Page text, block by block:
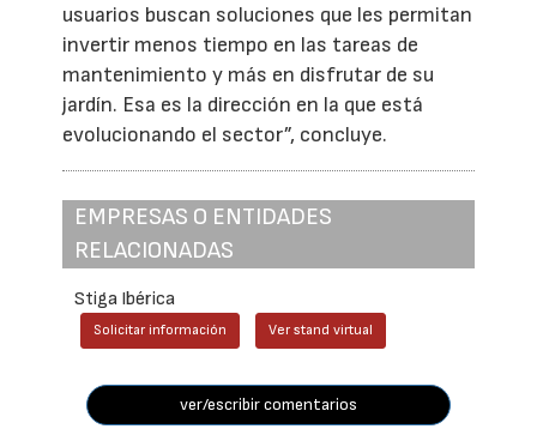
usuarios buscan soluciones que les permitan
invertir menos tiempo en las tareas de
mantenimiento y más en disfrutar de su
jardín. Esa es la dirección en la que está
evolucionando el sector”, concluye.
EMPRESAS O ENTIDADES
RELACIONADAS
Stiga Ibérica
Solicitar información Ver stand virtual
ver/escribir comentarios